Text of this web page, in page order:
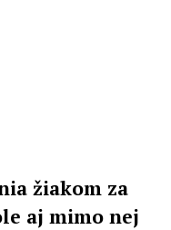
žiakom za
aj mimo nej